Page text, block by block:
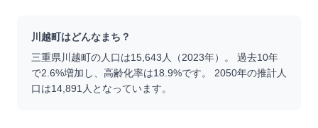
川越町はどんなまち？
三重県 川越町の人口は15,643 人（2023年）。 過去10年
で2.6%増加 し、高齢化率は18.9%です。 2050年の推計人
口は14,891 人となっています。